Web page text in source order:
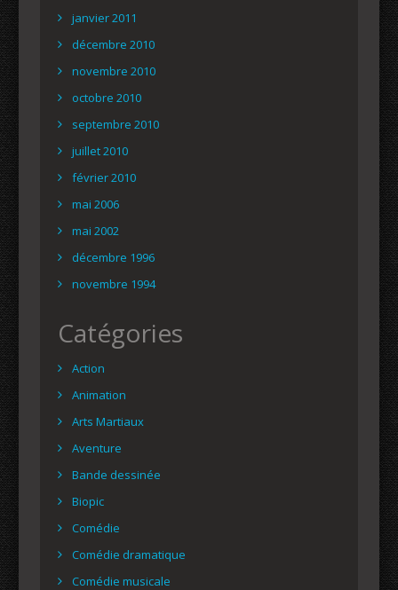
janvier 2011
décembre 2010
novembre 2010
octobre 2010
septembre 2010
juillet 2010
février 2010
mai 2006
mai 2002
décembre 1996
novembre 1994
Catégories
Action
Animation
Arts Martiaux
Aventure
Bande dessinée
Biopic
Comédie
Comédie dramatique
Comédie musicale